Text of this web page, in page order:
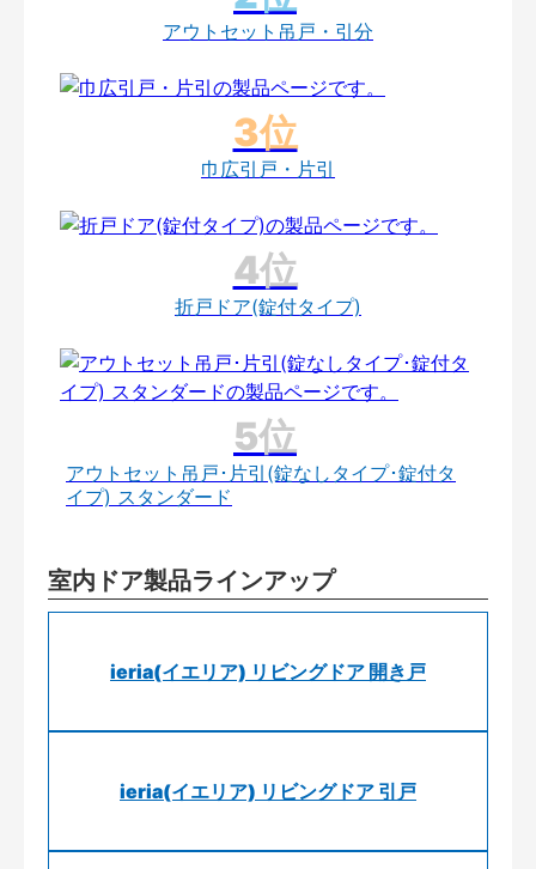
アウトセット吊戸・引分
巾広引戸・片引
折戸ドア(錠付タイプ)
アウトセット吊戸･片引(錠なしタイプ･錠付タ
イプ) スタンダード
室内ドア製品ラインアップ
ieria(イエリア) リビングドア 開き戸
ieria(イエリア) リビングドア 引戸